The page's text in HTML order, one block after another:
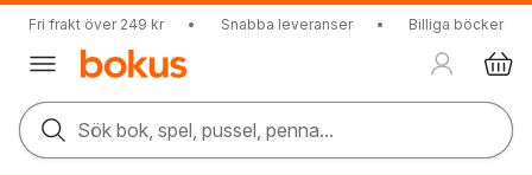
Fri frakt över 249 kr • Snabba leveranser • Billiga böcker
Sök bok, spel, pussel, penna...